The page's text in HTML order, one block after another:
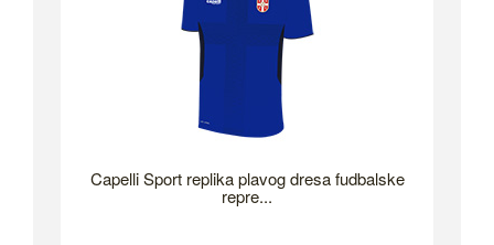
Capelli Sport replika plavog dresa fudbalske
repre...